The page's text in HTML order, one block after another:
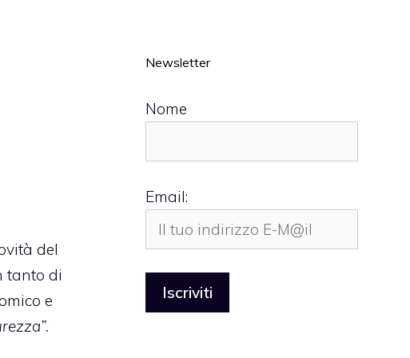
del
tanto di
e
Newsletter
Nome
Email: